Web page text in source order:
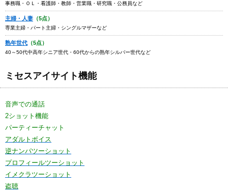
事務職・ＯＬ・看護師・教師・営業職・研究職・公務員など
主婦・人妻 （5点）
専業主婦・パート主婦・シングルマザーなど
熟年世代 （5点）
40～50代中高年シニア世代・60代からの熟年シルバー世代など
ミセスアイサイト機能
音声での通話
2ショット機能
パーティーチャット
アダルトボイス
逆ナンパツーショット
プロフィールツーショット
イメクラツーショット
盗聴